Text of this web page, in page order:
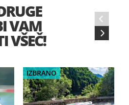
VAM
VŠEČ!
‹
›
IZBRANO